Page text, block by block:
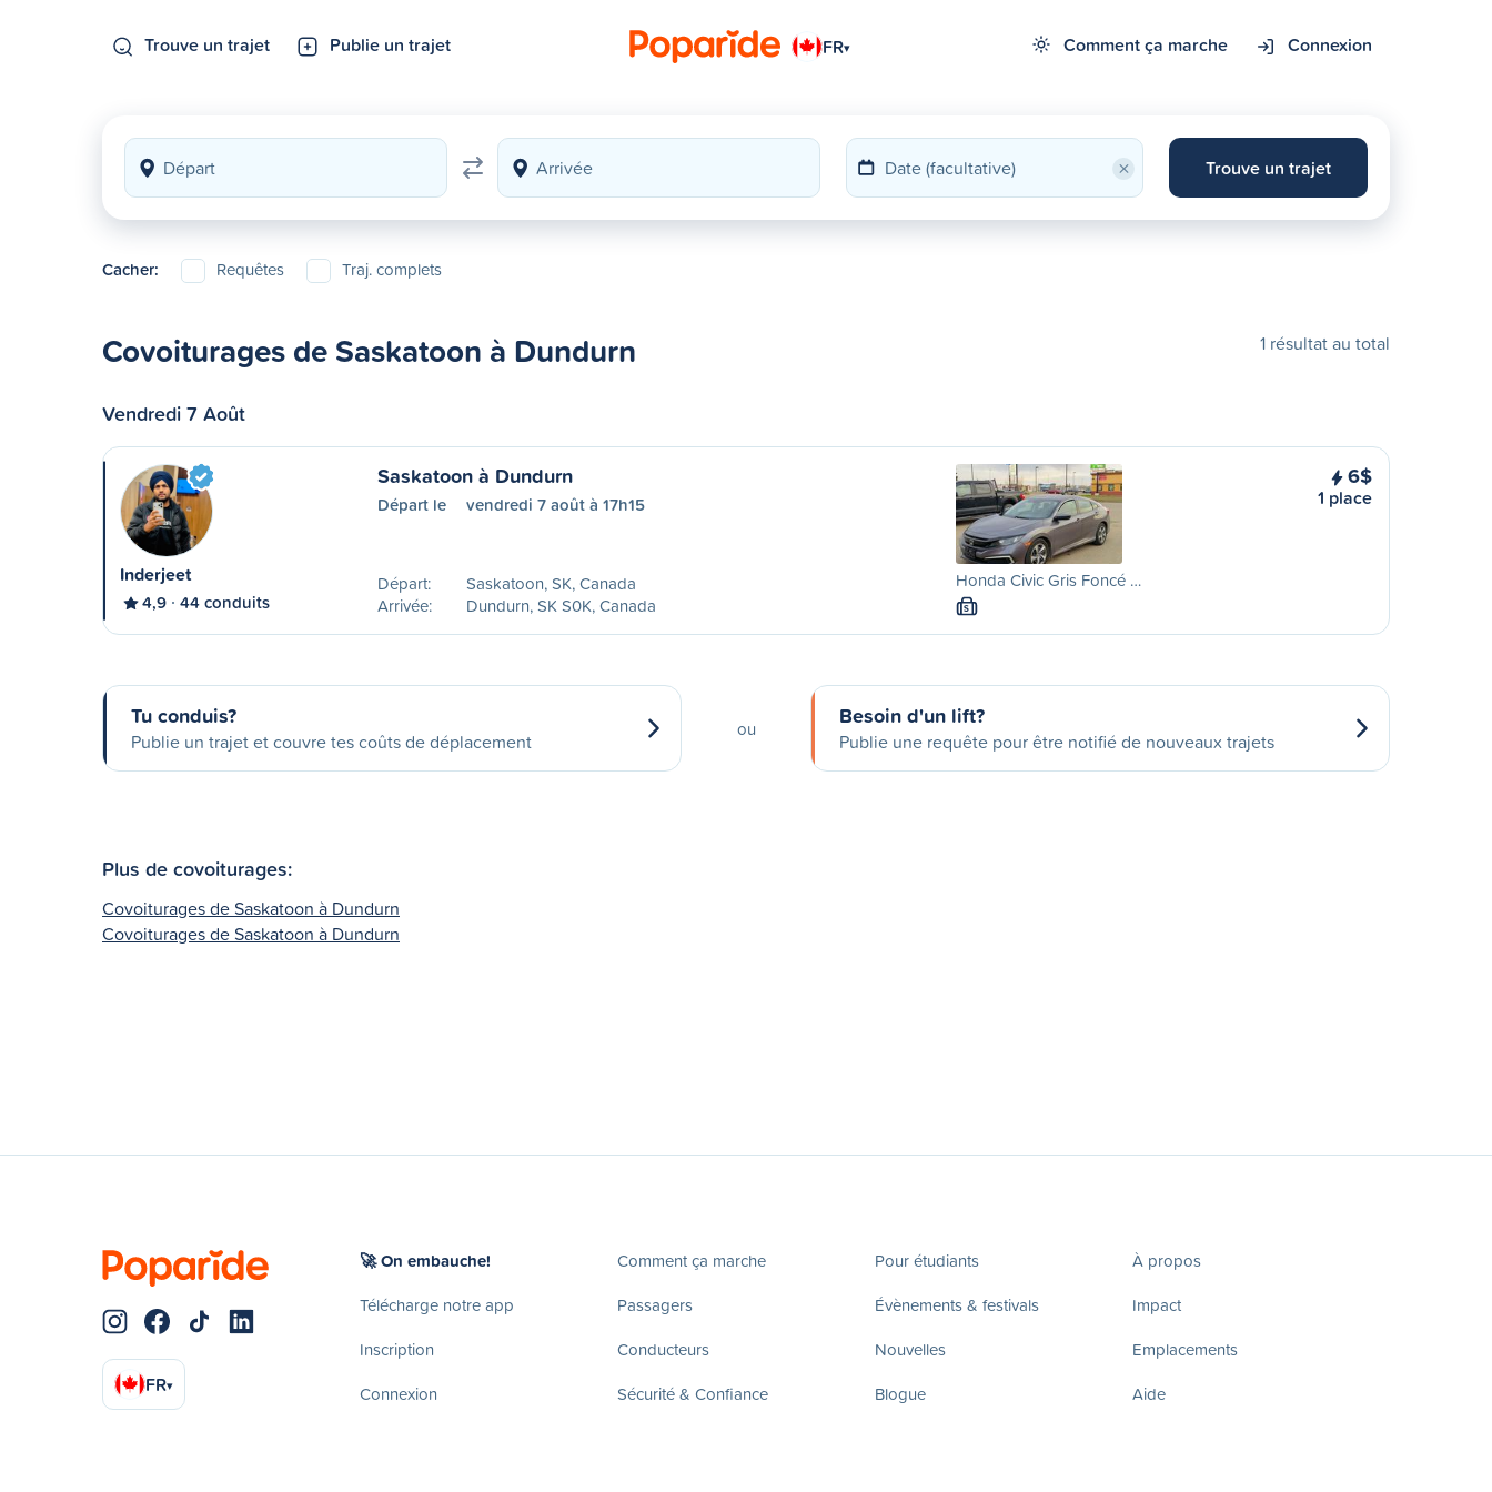
Trouve un trajet Publie un trajet FR▾ Comment ça marche Connexion
× Trouve un trajet
Cacher: Requêtes Traj. complets
Covoiturages de Saskatoon à Dundurn 1 résultat au total
Vendredi 7 Août
Inderjeet
4,9 44 conduits
Saskatoon à Dundurn
Départ le vendredi 7 août à 17h15
Départ:
Saskatoon, SK, Canada
Arrivée:
Dundurn, SK S0K, Canada
Honda Civic Gris Foncé …
S
6$
1 place
Tu conduis?
Publie un trajet et couvre tes coûts de déplacement
ou Besoin d'un lift?
Publie une requête pour être notifié de nouveaux trajets
Plus de covoiturages:
Covoiturages de Saskatoon à Dundurn
Covoiturages de Saskatoon à Dundurn
FR▾
🚀 On embauche!
Télécharge notre app
Inscription
Connexion
Comment ça marche
Passagers
Conducteurs
Sécurité & Confiance
Pour étudiants
Évènements & festivals
Nouvelles
Blogue
À propos
Impact
Emplacements
Aide